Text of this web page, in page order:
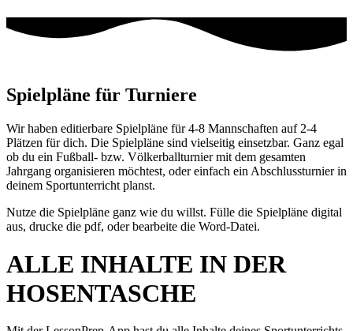
Spielpläne für Turniere
Wir haben editierbare Spielpläne für 4-8 Mannschaften auf 2-4
Plätzen für dich. Die Spielpläne sind vielseitig einsetzbar. Ganz egal
ob du ein Fußball- bzw. Völkerballturnier mit dem gesamten
Jahrgang organisieren möchtest, oder einfach ein Abschlussturnier in
deinem Sportunterricht planst.
Nutze die Spielpläne ganz wie du willst. Fülle die Spielpläne digital
aus, drucke die pdf, oder bearbeite die Word-Datei.
ALLE INHALTE IN DER
HOSENTASCHE